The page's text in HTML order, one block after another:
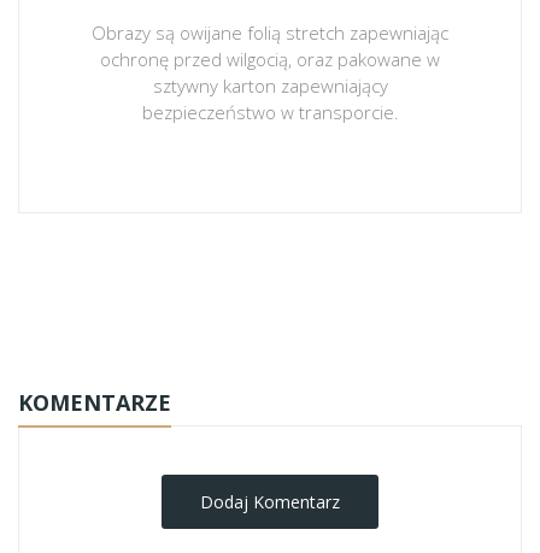
Obrazy są owijane folią stretch zapewniając
ochronę przed wilgocią, oraz pakowane w
sztywny karton zapewniający
bezpieczeństwo w transporcie.
KOMENTARZE
Dodaj Komentarz